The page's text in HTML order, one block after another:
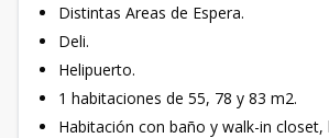
Distintas Areas de Espera.
Deli.
Helipuerto.
1 habitaciones de 55, 78 y 83 m2.
Habitación con baño y walk-in closet,